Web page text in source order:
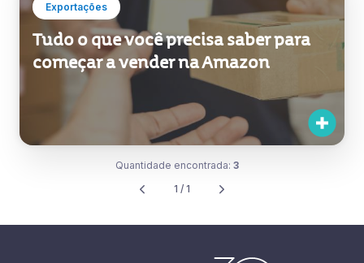
Exportações
Tudo o que você precisa saber para
começar a vender na Amazon
Quantidade encontrada: 3
1 / 1